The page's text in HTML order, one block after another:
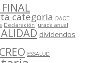
categoria DAOT
Declaración jurada anual
dividendos
ESSALUD